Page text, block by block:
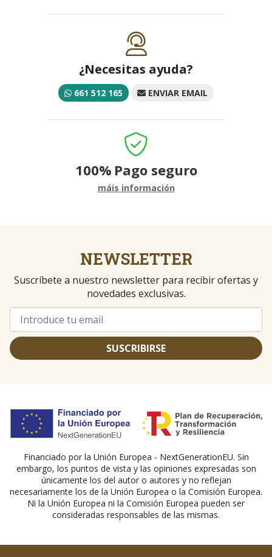
¿Necesitas ayuda?
661 512 165 ENVIAR EMAIL
100% Pago seguro
máis información
NEWSLETTER
Suscríbete a nuestro newsletter para recibir ofertas y
novedades exclusivas.
SUSCRIBIRSE
Financiado por la Unión Europea - NextGenerationEU. Sin
embargo, los puntos de vista y las opiniones expresadas son
únicamente los del autor o autores y no reflejan
necesariamente los de la Unión Europea o la Comisión Europea.
Ni la Unión Europea ni la Comisión Europea pueden ser
consideradas responsables de las mismas.